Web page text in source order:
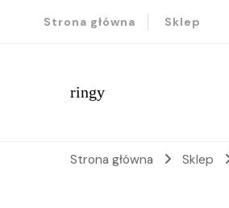
Strona główna Sklep
ringy
Strona główna Sklep